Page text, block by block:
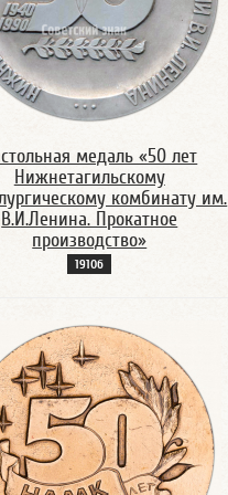
медаль «50 лет
Нижнетагильскому
комбинату им.
В.И.Ленина. Прокатное
производство»
1910б